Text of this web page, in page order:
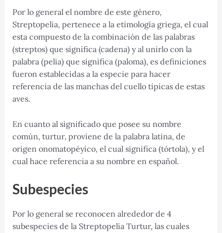
Por lo general el nombre de este género,
Streptopelia, pertenece a la etimología griega, el cual
esta compuesto de la combinación de las palabras
(streptos) que significa (cadena) y al unirlo con la
palabra (pelia) que significa (paloma), es definiciones
fueron establecidas a la especie para hacer
referencia de las manchas del cuello típicas de estas
aves.
En cuanto al significado que posee su nombre
común, turtur, proviene de la palabra latina, de
origen onomatopéyico, el cual significa (tórtola), y el
cual hace referencia a su nombre en español.
Subespecies
Por lo general se reconocen alrededor de 4
subespecies de la ​Streptopelia Turtur, las cuales